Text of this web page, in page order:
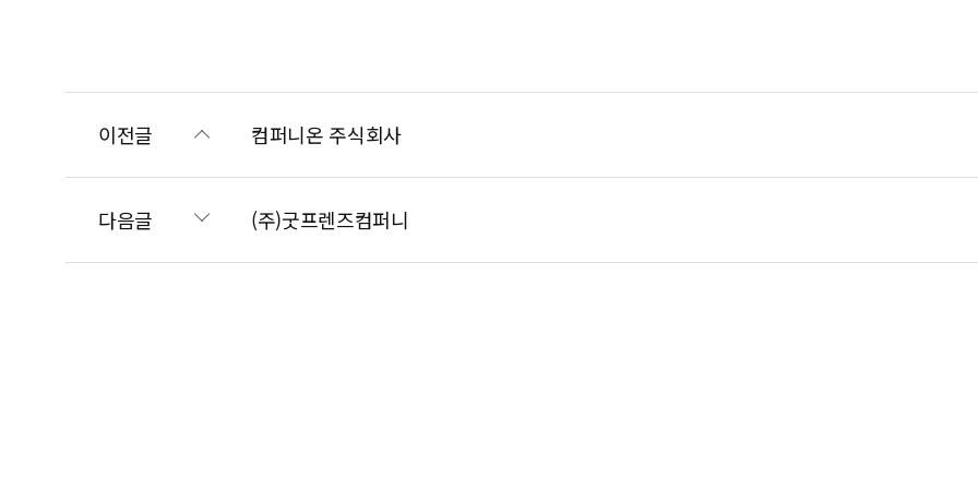
이전글 컴퍼니온 주식회사
다음글 (주)굿프렌즈컴퍼니